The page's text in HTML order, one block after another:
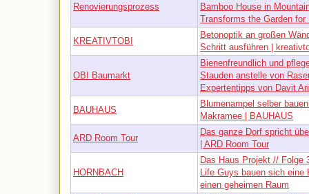
Renovierungsprozess
Bamboo House in
Transforms the Garden for
KREATIVTOBI
Betonoptik an großen
Schritt ausführen |
OBI Baumarkt
Bienenfreundlich und
Stauden anstelle von
Expertentipps von Davit
BAUHAUS
Blumenampel selber
Makramee | BAUHAUS
ARD Room Tour
Das ganze Dorf spricht
| ARD Room Tour
HORNBACH
Das Haus Projekt // Folge
Life Guys bauen sich eine
einen geheimen Raum